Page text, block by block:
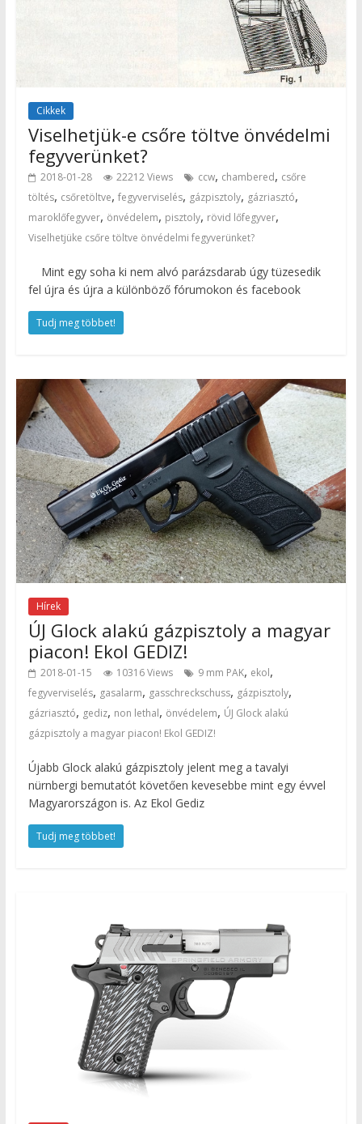
Cikkek
Viselhetjük-e csőre töltve önvédelmi
fegyverünket?
2018-01-28 22212 Views ccw, chambered, csőre
töltés, csőretöltve, fegyverviselés, gázpisztoly, gázriasztó,
maroklőfegyver, önvédelem, pisztoly, rövid lőfegyver,
Viselhetjüke csőre töltve önvédelmi fegyverünket?
Mint egy soha ki nem alvó parázsdarab úgy tüzesedik
fel újra és újra a különböző fórumokon és facebook
Tudj meg többet!
Hírek
ÚJ Glock alakú gázpisztoly a magyar
piacon! Ekol GEDIZ!
2018-01-15 10316 Views 9 mm PAK, ekol,
fegyverviselés, gasalarm, gasschreckschuss, gázpisztoly,
gázriasztó, gediz, non lethal, önvédelem, ÚJ Glock alakú
gázpisztoly a magyar piacon! Ekol GEDIZ!
Újabb Glock alakú gázpisztoly jelent meg a tavalyi
nürnbergi bemutatót követően kevesebbe mint egy évvel
Magyarországon is. Az Ekol Gediz
Tudj meg többet!